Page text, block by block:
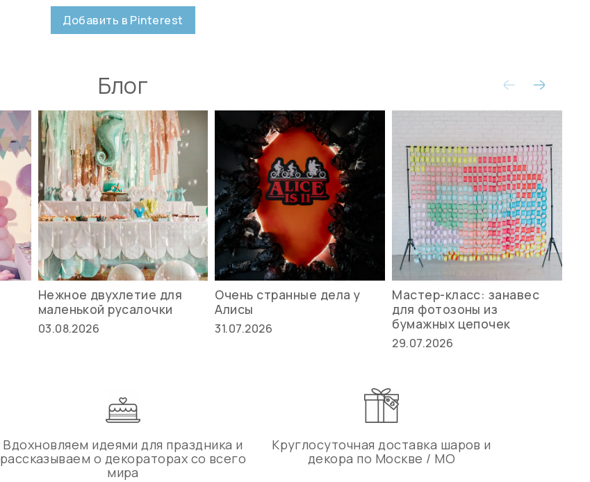
Добавить в Pinterest
Блог
Нежное двухлетие для
маленькой русалочки
03.08.2026
Очень странные дела у
Алисы
31.07.2026
Мастер-класс: занавес
для фотозоны из
бумажных цепочек
29.07.2026
Вдохновляем идеями для праздника и
рассказываем о декораторах со всего
мира
Круглосуточная доставка шаров и
декора по Москве / МО